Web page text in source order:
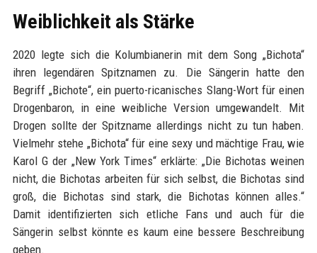
Weiblichkeit als Stärke
2020 legte sich die Kolumbianerin mit dem Song „Bichota“
ihren legendären Spitznamen zu. Die Sängerin hatte den
Begriff „Bichote“, ein puerto-ricanisches Slang-Wort für einen
Drogenbaron, in eine weibliche Version umgewandelt. Mit
Drogen sollte der Spitzname allerdings nicht zu tun haben.
Vielmehr stehe „Bichota“ für eine sexy und mächtige Frau, wie
Karol G der „New York Times“ erklärte: „Die Bichotas weinen
nicht, die Bichotas arbeiten für sich selbst, die Bichotas sind
groß, die Bichotas sind stark, die Bichotas können alles.“
Damit identifizierten sich etliche Fans und auch für die
Sängerin selbst könnte es kaum eine bessere Beschreibung
geben.